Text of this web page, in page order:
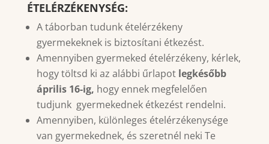
ÉTELÉRZÉKENYSÉG:
A táborban tudunk ételérzékeny
gyermekeknek is biztosítani étkezést.
Amennyiben gyermeked ételérzékeny, kérlek,
hogy töltsd ki az alábbi űrlapot legkésőbb
április 16-ig, hogy ennek megfelelően
tudjunk gyermekednek étkezést rendelni.
Amennyiben, különleges ételérzékenysége
van gyermekednek, és szeretnél neki Te